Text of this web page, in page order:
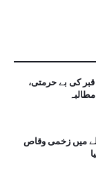
کی بے حرمتی،
میں زخمی وقاص